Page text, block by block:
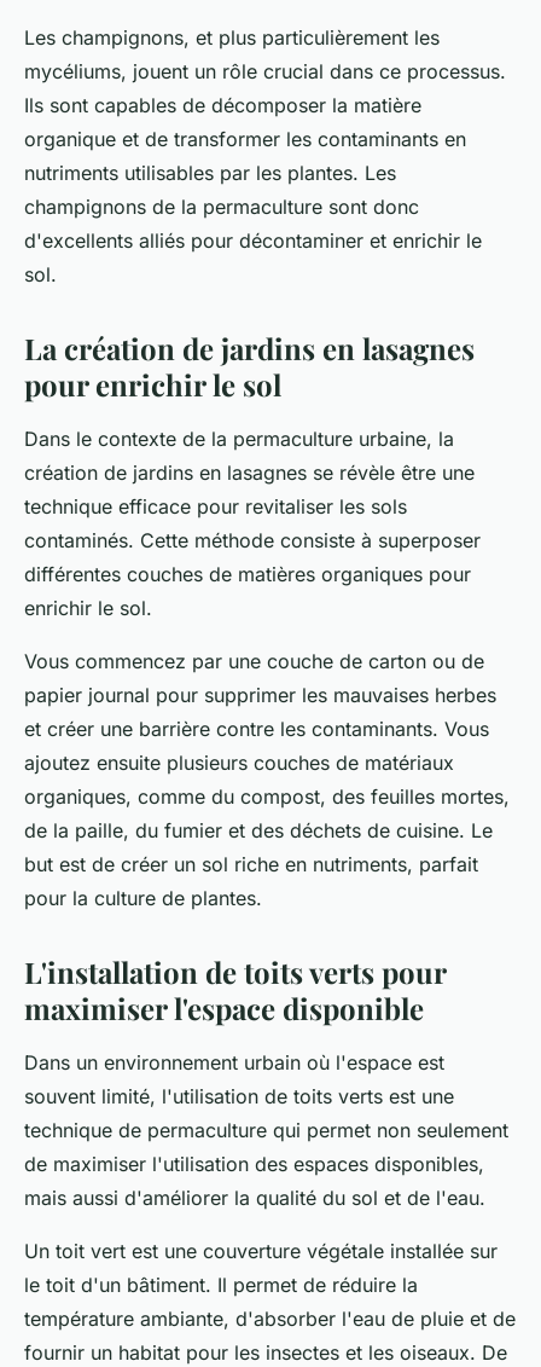
Les champignons, et plus particulièrement les
mycéliums, jouent un rôle crucial dans ce processus.
Ils sont capables de décomposer la matière
organique et de transformer les contaminants en
nutriments utilisables par les plantes. Les
champignons de la permaculture sont donc
d'excellents alliés pour décontaminer et enrichir le
sol.
La création de jardins en lasagnes
pour enrichir le sol
Dans le contexte de la permaculture urbaine, la
création de jardins en lasagnes se révèle être une
technique efficace pour revitaliser les sols
contaminés. Cette méthode consiste à superposer
différentes couches de matières organiques pour
enrichir le sol.
Vous commencez par une couche de carton ou de
papier journal pour supprimer les mauvaises herbes
et créer une barrière contre les contaminants. Vous
ajoutez ensuite plusieurs couches de matériaux
organiques, comme du compost, des feuilles mortes,
de la paille, du fumier et des déchets de cuisine. Le
but est de créer un sol riche en nutriments, parfait
pour la culture de plantes.
L'installation de toits verts pour
maximiser l'espace disponible
Dans un environnement urbain où l'espace est
souvent limité, l'utilisation de toits verts est une
technique de permaculture qui permet non seulement
de maximiser l'utilisation des espaces disponibles,
mais aussi d'améliorer la qualité du sol et de l'eau.
Un toit vert est une couverture végétale installée sur
le toit d'un bâtiment. Il permet de réduire la
température ambiante, d'absorber l'eau de pluie et de
fournir un habitat pour les insectes et les oiseaux. De